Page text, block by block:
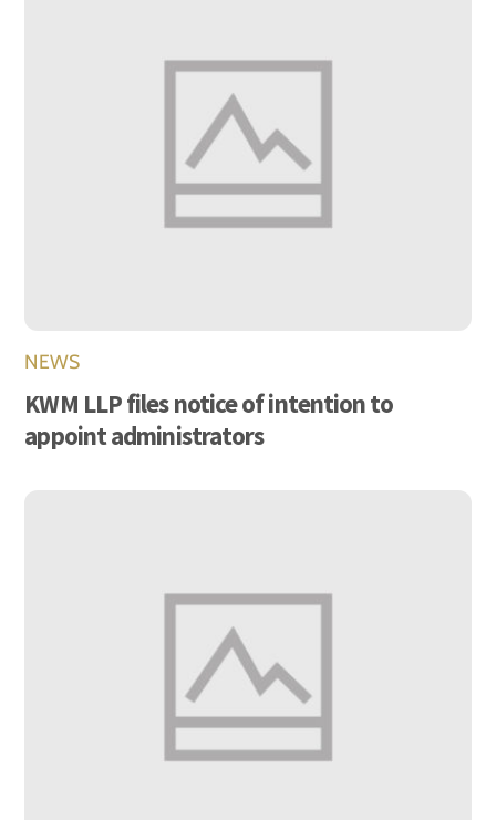
NEWS
KWM LLP files notice of intention to
appoint administrators